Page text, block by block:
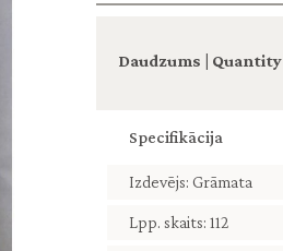
Daudzums | Quantity
Specifikācija
Izdevējs: Grāmata
Lpp. skaits: 112